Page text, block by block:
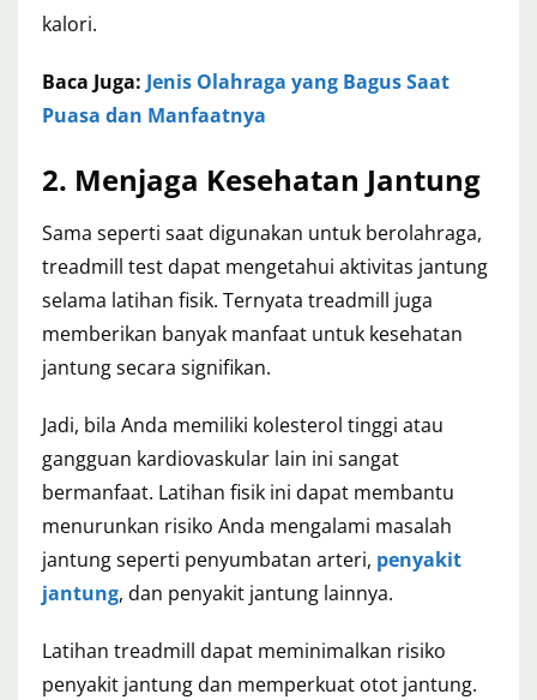
kalori.
Baca Juga: Jenis Olahraga yang Bagus Saat
Puasa dan Manfaatnya
2. Menjaga Kesehatan Jantung
Sama seperti saat digunakan untuk berolahraga,
treadmill test dapat mengetahui aktivitas jantung
selama latihan fisik. Ternyata treadmill juga
memberikan banyak manfaat untuk kesehatan
jantung secara signifikan.
Jadi, bila Anda memiliki kolesterol tinggi atau
gangguan kardiovaskular lain ini sangat
bermanfaat. Latihan fisik ini dapat membantu
menurunkan risiko Anda mengalami masalah
jantung seperti penyumbatan arteri, penyakit
jantung, dan penyakit jantung lainnya.
Latihan treadmill dapat meminimalkan risiko
penyakit jantung dan memperkuat otot jantung.